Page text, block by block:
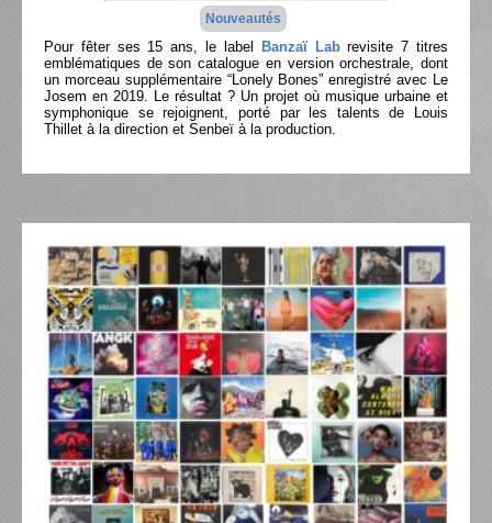
Nouveautés
Pour fêter ses 15 ans, le label Banzaï Labrevisite 7 titres
emblématiques de son catalogue en version orchestrale, dont
un morceau supplémentaire “Lonely Bones” enregistré avec Le
Josem en 2019. Le résultat ? Un projet où musique urbaine et
symphonique se rejoignent, porté par les talents de Louis
Thillet à la direction et Senbeï à la production.